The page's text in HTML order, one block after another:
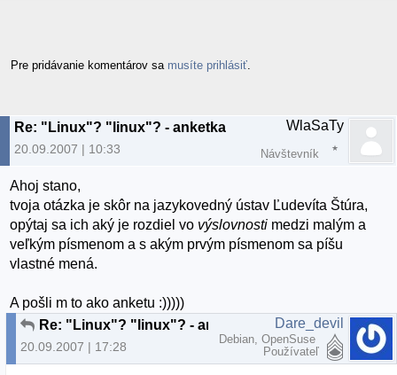
Pre pridávanie komentárov sa musíte prihlásiť
Re: "Linux"? "linux"? - anketka
20.09.2007 | 10:33
WlaSaTy
Návštevník
Ahoj stano,
tvoja otázka je skôr na jazykovedný ústav Ľudevíta Štúra,
opýtaj sa ich aký je rozdiel vo výslovnosti medzi malým a
veľkým písmenom a s akým prvým písmenom sa píšu
vlastné mená.
A pošli m to ako anketu :)))))
Re: "Linux"? "linux"? - anketka
20.09.2007 | 17:28
Dare_devil
Debian, OpenSuse
Používateľ